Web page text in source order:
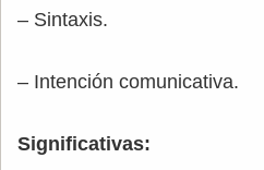
– Sintaxis.
– Intención comunicativa.
Significativas: